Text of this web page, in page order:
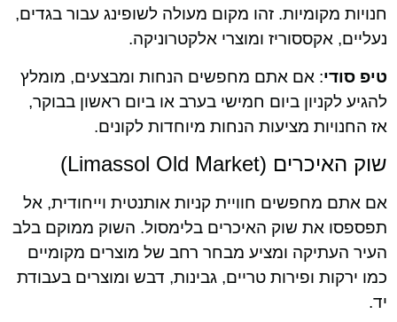
חנויות מקומיות. זהו מקום מעולה לשופינג עבור בגדים,
נעליים, אקססוריז ומוצרי אלקטרוניקה.
טיפ סודי: אם אתם מחפשים הנחות ומבצעים, מומלץ
להגיע לקניון ביום חמישי בערב או ביום ראשון בבוקר,
אז החנויות מציעות הנחות מיוחדות לקונים.
שוק האיכרים (Limassol Old Market)
אם אתם מחפשים חוויית קניות אותנטית וייחודית, אל
תפספסו את שוק האיכרים בלימסול. השוק ממוקם בלב
העיר העתיקה ומציע מבחר רחב של מוצרים מקומיים
כמו ירקות ופירות טריים, גבינות, דבש ומוצרים בעבודת
יד.